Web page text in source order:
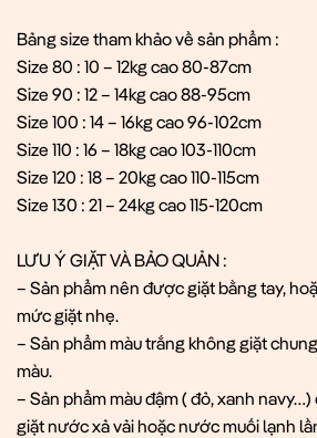
Bảng size tham khảo về sản phẩm :
Size 80 : 10 – 12kg cao 80-87cm
Size 90 : 12 – 14kg cao 88-95cm
Size 100 : 14 – 16kg cao 96-102cm
Size 110 : 16 – 18kg cao 103-110cm
Size 120 : 18 – 20kg cao 110-115cm
Size 130 : 21 – 24kg cao 115-120cm
LƯU Ý GIẶT VÀ BẢO QUẢN :
– Sản phẩm nên được giặt bằng tay,
mức giặt nhẹ.
– Sản phẩm màu trắng không giặt
màu.
– Sản phẩm màu đậm ( đỏ, xanh
giặt nước xả vải hoặc nước muối lạnh